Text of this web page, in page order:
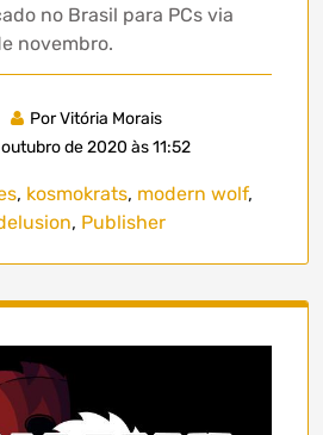
no Brasil para PCs via
novembro.
Por Vitória Morais
de 2020 às 11:52
, kosmokrats, modern wolf,
, Publisher